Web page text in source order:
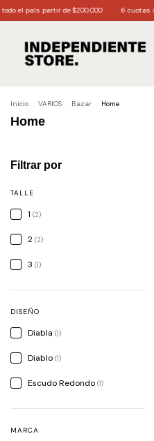
6 cuotas sin interés a partir de
Inicio . VARIOS . Bazar . Home
Home
Filtrar por
TALLE
1 (2)
2 (2)
3 (1)
DISEÑO
Diabla (1)
Diablo (1)
Escudo Redondo (1)
MARCA